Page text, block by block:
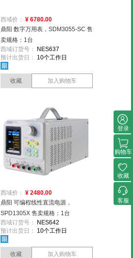
西域价： ¥ 6780.00
鼎阳 数字万用表，SDM3055-SC 售
卖规格：1台
西域订货号：
NES637
预计出货日：
10个工作日
收藏 加入购物车
西域价： ¥ 2480.00
鼎阳 可编程线性直流电源，
SPD1305X 售卖规格：1台
西域订货号：
NES642
预计出货日：
10个工作日
收藏 加入购物车
登录
购物车
收藏
客服